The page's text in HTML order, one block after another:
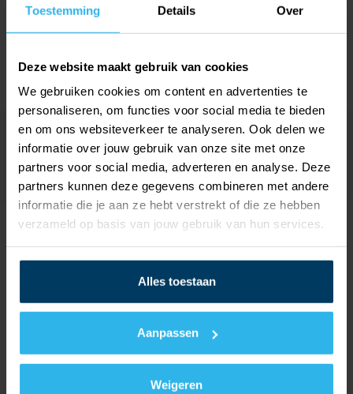
Toestemming Details Over
Deze website maakt gebruik van cookies
We gebruiken cookies om content en advertenties te
personaliseren, om functies voor social media te bieden
en om ons websiteverkeer te analyseren. Ook delen we
informatie over jouw gebruik van onze site met onze
partners voor social media, adverteren en analyse. Deze
partners kunnen deze gegevens combineren met andere
informatie die je aan ze hebt verstrekt of die ze hebben
verzameld op basis van jouw gebruik van hun services.
Alles toestaan
Aanpassen
Weigeren
rapidement, à moindre coût et en toute sécurité, qu'il
s'agisse de réseaux de distribution d’envergure ou du
raccordement individuel d'un bâtiment.
À propos de nathan
Produits